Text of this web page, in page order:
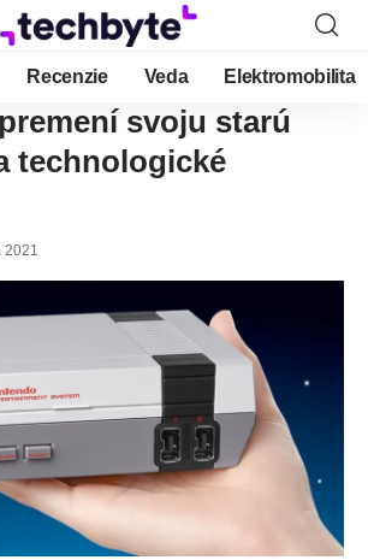
Recenzie Veda Elektromobilita
svoju starú
technologické
2021